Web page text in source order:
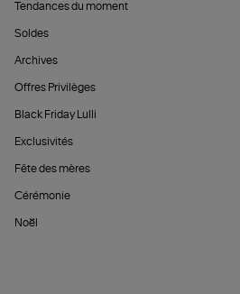
Tendances du moment
Soldes
Archives
Offres Privilèges
Black Friday Lulli
Exclusivités
Fête des mères
Cérémonie
Noël